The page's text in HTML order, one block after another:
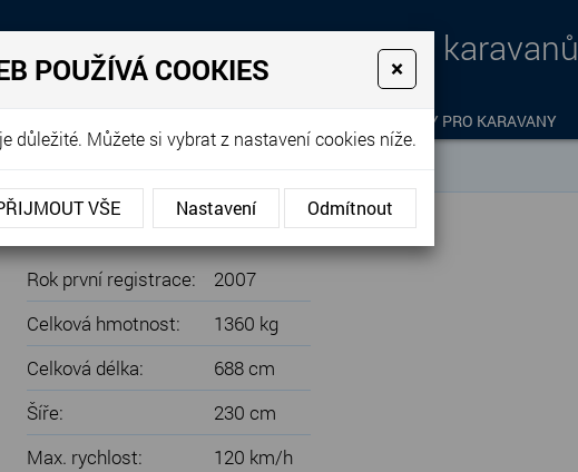
dovoz, výkup a pronájem karavanů
DOPLŇKY PRO KARAVANY
- KLIMATIZACE, PŘEDSTAN
PŘEDSTAN
Rok první registrace:
2007
Celková hmotnost:
1360 kg
Celková délka:
688 cm
Šíře:
230 cm
Max. rychlost:
120 km/h
POUŽÍVÁ COOKIES ×
důležité. Můžete si vybrat z nastavení cookies níže.
VŠE Nastavení Odmítnout